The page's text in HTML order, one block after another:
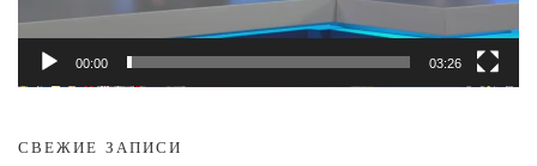
00:00 03:26
СВЕЖИЕ ЗАПИСИ